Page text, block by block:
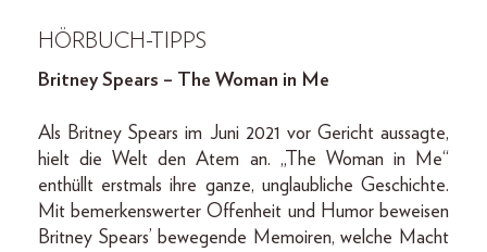
HÖRBUCH-TIPPS
Britney Spears – The Woman in Me
Als Britney Spears im Juni 2021 vor Gericht aussagte,
hielt die Welt den Atem an. „The Woman in Me“
enthüllt erstmals ihre ganze, unglaubliche Geschichte.
Mit bemerkenswerter Offenheit und Humor beweisen
Britney Spears’ bewegende Memoiren, welche Macht